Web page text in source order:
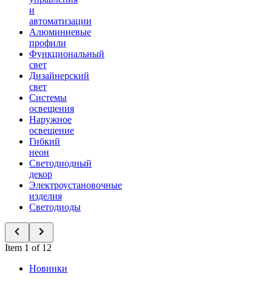
и
автоматизации
Алюминиевые
профили
Функциональный
свет
Дизайнерский
свет
Системы
освещения
Наружное
освещение
Гибкий
неон
Светодиодный
декор
Электроустановочные
изделия
Светодиоды
Item 1 of 12
Новинки